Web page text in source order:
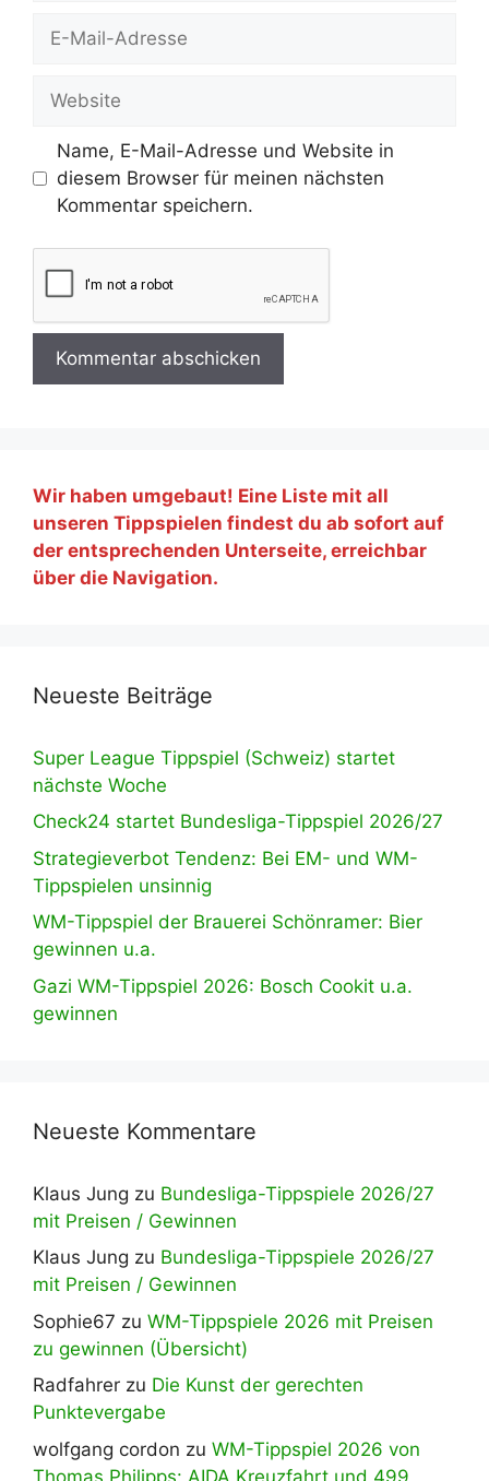
Website
Name, E-Mail-Adresse und Website in
diesem Browser für meinen nächsten
Kommentar speichern.
Wir haben umgebaut! Eine Liste mit all
unseren Tippspielen findest du ab sofort auf
der entsprechenden Unterseite, erreichbar
über die Navigation.
Neueste Beiträge
Super League Tippspiel (Schweiz) startet
nächste Woche
Check24 startet Bundesliga-Tippspiel 2026/27
Strategieverbot Tendenz: Bei EM- und WM-
Tippspielen unsinnig
WM-Tippspiel der Brauerei Schönramer: Bier
gewinnen u.a.
Gazi WM-Tippspiel 2026: Bosch Cookit u.a.
gewinnen
Neueste Kommentare
Klaus Jung zu Bundesliga-Tippspiele 2026/27
mit Preisen / Gewinnen
Klaus Jung zu Bundesliga-Tippspiele 2026/27
mit Preisen / Gewinnen
Sophie67 zu WM-Tippspiele 2026 mit Preisen
zu gewinnen (Übersicht)
Radfahrer zu Die Kunst der gerechten
Punktevergabe
wolfgang cordon zu WM-Tippspiel 2026 von
Thomas Philipps: AIDA Kreuzfahrt und 499